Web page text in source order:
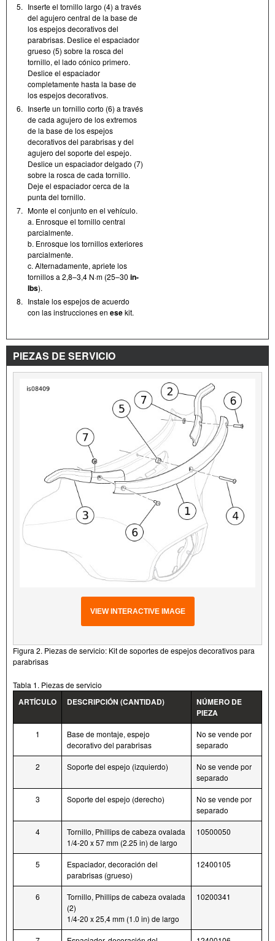
5. Inserte el tornillo largo (4) a través
del agujero central de la base de
los espejos decorativos del
parabrisas. Deslice el espaciador
grueso (5) sobre la rosca del
tornillo, el lado cónico primero.
Deslice el espaciador
completamente hasta la base de
los espejos decorativos.
6. Inserte un tornillo corto (6) a través
de cada agujero de los extremos
de la base de los espejos
decorativos del parabrisas y del
agujero del soporte del espejo.
Deslice un espaciador delgado (7)
sobre la rosca de cada tornillo.
Deje el espaciador cerca de la
punta del tornillo.
7. Monte el conjunto en el vehículo.
a. Enrosque el tornillo central
parcialmente.
b. Enrosque los tornillos exteriores
parcialmente.
c. Alternadamente, apriete los
tornillos a 2,8–3,4 N·m (25–30 in-
lbs).
8. Instale los espejos de acuerdo
con las instrucciones en esekit.
PIEZAS DE SERVICIO
VIEW INTERACTIVE IMAGE
Figura 2. Piezas de servicio: Kit de soportes de espejos decorativos para
parabrisas
Tabla 1. Piezas de servicio
ARTÍCULO DESCRIPCIÓN (CANTIDAD)
NÚMERO DE
PIEZA
1
Base de montaje, espejo
decorativo del parabrisas
No se vende por
separado
2 Soporte del espejo (izquierdo)
No se vende por
separado
3 Soporte del espejo (derecho)
No se vende por
separado
4
Tornillo, Phillips de cabeza ovalada
1/4-20 x 57 mm (2.25 in) de largo
10500050
5
Espaciador, decoración del
parabrisas (grueso)
12400105
6
Tornillo, Phillips de cabeza ovalada
(2)
1/4-20 x 25,4 mm (1.0 in) de largo
10200341